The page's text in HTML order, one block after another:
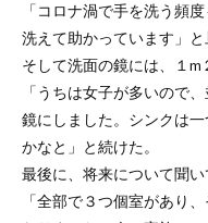
「コロナ渦で手を洗う頻
洗えて助かっています」と
そして洗面の鏡には、１m
「うちは女子が多いので
鏡にしました。シンクは
かなと」と続けた。
最後に、将来について聞い
「全部で３つ個室があり